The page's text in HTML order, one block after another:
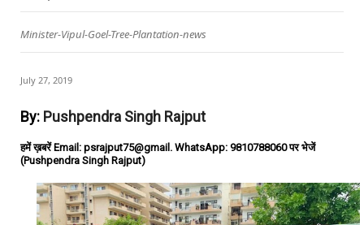
Minister-Vipul-Goel-Tree-Plantation-news
July 27, 2019
By: Pushpendra Singh Rajput
हमें ख़बरें Email: psrajput75@gmail. WhatsApp: 9810788060 पर भेजें
(Pushpendra Singh Rajput)